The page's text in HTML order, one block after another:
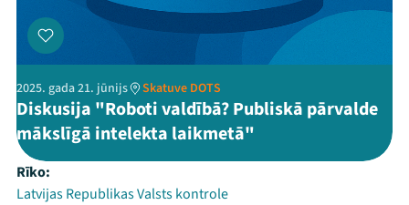
2025. gada 21. jūnijs Skatuve DOTS
Diskusija "Roboti valdībā? Publiskā pārvalde
mākslīgā intelekta laikmetā"
Rīko:
Latvijas Republikas Valsts kontrole